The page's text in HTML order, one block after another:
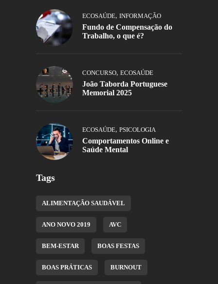
ECOSAÚDE, INFORMAÇÃO
Fundo de Compensação do
Trabalho, o que é?
CONCURSO, ECOSAÚDE
João Taborda Portuguese
Memorial 2025
ECOSAÚDE, PSICOLOGIA
Comportamentos Online e
Saúde Mental
Tags
ALIMENTAÇÃO SAUDÁVEL
ANO NOVO 2019 AVC
BEM-ESTAR BOAS FESTAS
BOAS PRÁTICAS BURNOUT